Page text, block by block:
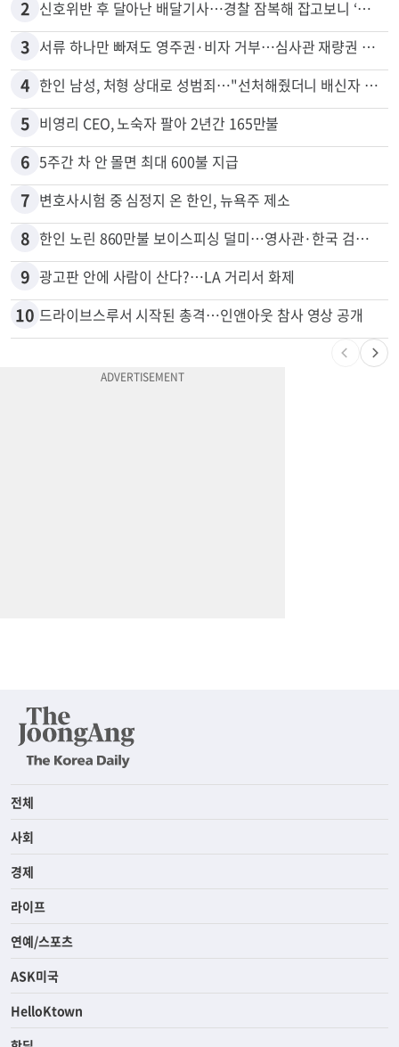
1 "65세 복수국적 빗장 푸나"... 한국 정부, 연령 완화 전면 추진
2 신호위반 후 달아난 배달기사…경찰 잠복해 잡고보니 ‘반전’
3 서류 하나만 빠져도 영주권·비자 거부…심사관 재량권 대폭 확대
4
5 비영리 CEO, 노숙자 팔아 2년간 165만불
6 5주간 차 안 몰면 최대 600불 지급
7 변호사시험 중 심정지 온 한인, 뉴욕주 제소
8
9 광고판 안에 사람이 산다?…LA 거리서 화제
드라이브스루서 시작된 총격…인앤아웃 참사 영상 공개
전체
사회
경제
라이프
연예/스포츠
ASK미국